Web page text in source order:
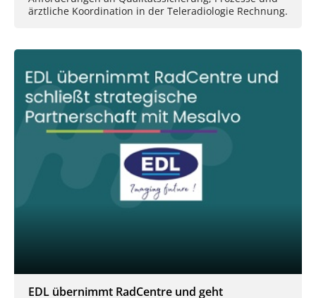
ärztliche Koordination in der Teleradiologie Rechnung.
EDL übernimmt RadCentre und geht